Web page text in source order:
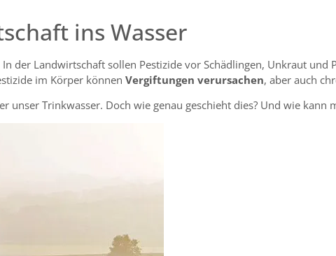
ins Wasser
In der Landwirtschaft sollen Pestizide vor Schädlingen, Unkraut
im Körper können Vergiftungen verursachen, aber auch
unser Trinkwasser. Doch wie genau geschieht dies? Und wie kann